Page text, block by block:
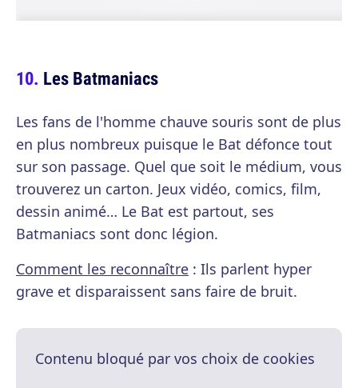
Les Batmaniacs
Les fans de l'homme chauve souris sont de plus
en plus nombreux puisque le Bat défonce tout
sur son passage. Quel que soit le médium, vous
trouverez un carton. Jeux vidéo, comics, film,
dessin animé… Le Bat est partout, ses
Batmaniacs sont donc légion.
Comment les reconnaître : Ils parlent hyper
grave et disparaissent sans faire de bruit.
Contenu bloqué par vos choix de cookies